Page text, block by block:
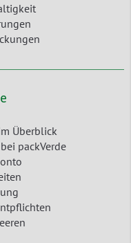
Überblick
packVerde